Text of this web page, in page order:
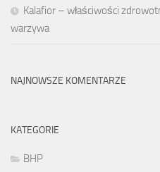
Kalafior – właściwości
warzywa
NAJNOWSZE KOMENTARZE
KATEGORIE
BHP